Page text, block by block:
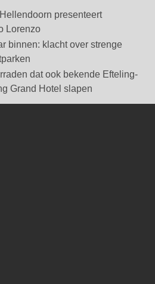
presenteert
Lorenzo
binnen: klacht over strenge
dat ook bekende Efteling-
Grand Hotel slapen